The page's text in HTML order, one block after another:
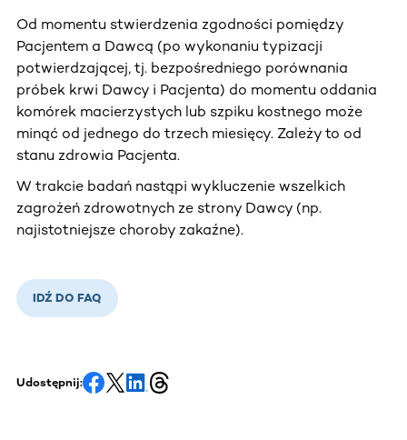
Od momentu stwierdzenia zgodności pomiędzy
Pacjentem a Dawcą (po wykonaniu typizacji
potwierdzającej, tj. bezpośredniego porównania
próbek krwi Dawcy i Pacjenta) do momentu oddania
komórek macierzystych lub szpiku kostnego może
minąć od jednego do trzech miesięcy. Zależy to od
stanu zdrowia Pacjenta.
W trakcie badań nastąpi wykluczenie wszelkich
zagrożeń zdrowotnych ze strony Dawcy (np.
najistotniejsze choroby zakaźne).
IDŹ DO FAQ
Udostępnij: